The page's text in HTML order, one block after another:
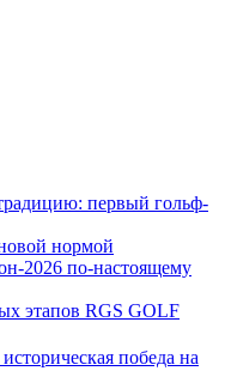
первый гольф-
нормой
2026 по-настоящему
этапов RGS GOLF
победа на